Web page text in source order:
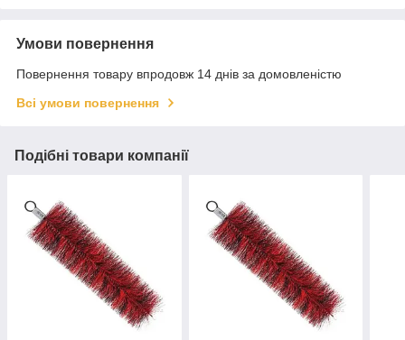
Умови повернення
Повернення товару впродовж 14 днів за домовленістю
Всі умови повернення
Подібні товари компанії